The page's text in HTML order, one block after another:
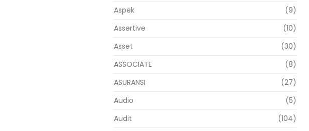
Aspek
(9)
Assertive
(10)
Asset
(30)
ASSOCIATE
(8)
ASURANSI
(27)
Audio
(5)
Audit
(104)